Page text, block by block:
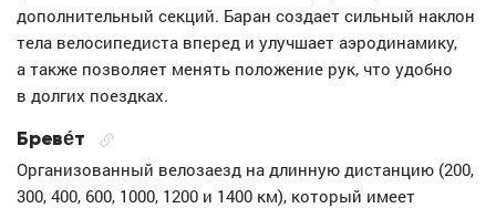
дополнительный секций. Баран создает сильный наклон
тела велосипедиста вперед и улучшает аэродинамику,
а также позволяет менять положение рук, что удобно
в долгих поездках.
Бреве́т
Организованный велозаезд на длинную дистанцию (200,
300, 400, 600, 1000, 1200 и 1400 км), который имеет